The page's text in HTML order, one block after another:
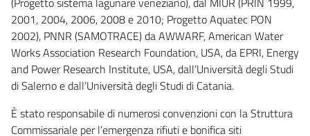
2001, 2004, 2006, 2008 e 2010; Progetto Aquatec PON
2002), PNNR (SAMOTRACE) da AWWARF, American Water
Works Association Research Foundation, USA, da EPRI, Energy
and Power Research Institute, USA, dall’Università degli Studi
di Salerno e dall’Università degli Studi di Catania.
È stato responsabile di numerosi convenzioni con la Struttura
Commissariale per l’emergenza rifiuti e bonifica siti